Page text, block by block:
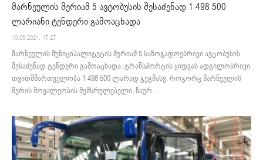
მარნეულის მერიამ 5 ავტობუსის შესაძენად 1 498 500
ლარიანი ტენდერი გამოაცხადა
10.09.2021. 17:27
მარნეულის მუნიციპალიტეტის მერიამ 5 საზოგადოებრივი ავტობუსის
შესაძენად ტენდერი გამოაცხადა. ტრანსპორტის ყიდვას ადგილობრივი
თვითმმართველობა 1 498 500 ლარად გეგმასვ. როგორც მარნეულის
მერის მოვალეობის შემსრულებელი, ზაურ...